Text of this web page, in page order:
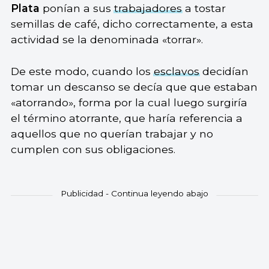
Plata ponían a sustrabajadoresa tostar
semillas de café, dicho correctamente, a esta
actividad se la denominada «torrar».
De este modo, cuando losesclavosdecidían
tomar un descanso se decía que que estaban
«atorrando», forma por la cual luego surgiría
el término atorrante, que haría referencia a
aquellos que no querían trabajar y no
cumplen con sus obligaciones.